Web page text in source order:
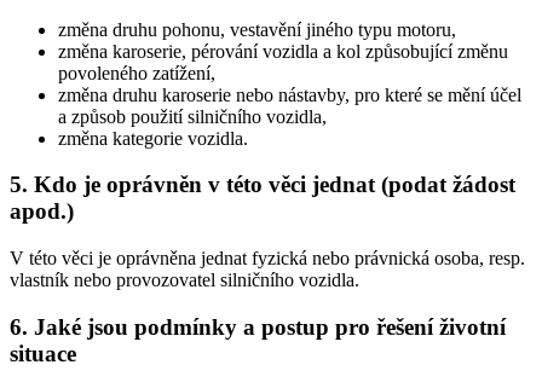
změna druhu pohonu, vestavění jiného typu motoru,
změna karoserie, pérování vozidla a kol způsobující změnu
povoleného zatížení,
změna druhu karoserie nebo nástavby, pro které se mění účel
a způsob použití silničního vozidla,
změna kategorie vozidla.
5. Kdo je oprávněn v této věci jednat (podat žádost
apod.)
V této věci je oprávněna jednat fyzická nebo právnická osoba, resp.
vlastník nebo provozovatel silničního vozidla.
6. Jaké jsou podmínky a postup pro řešení životní
situace